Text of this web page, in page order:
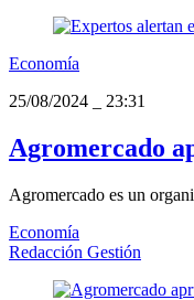
Economía
25/08/2024
23:31
Agromercado
Agromercado es un
Economía
Redacción Gestión